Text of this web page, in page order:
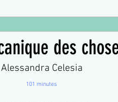
des
Alessandra Celesia
101 minutes